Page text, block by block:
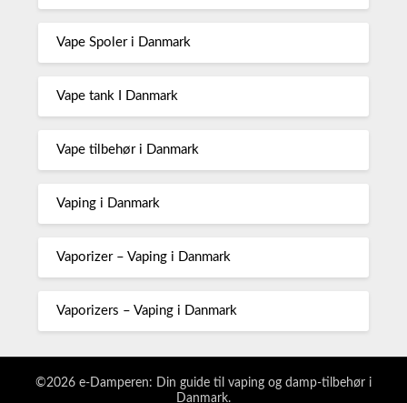
Vape Spoler i Danmark
Vape tank I Danmark
Vape tilbehør i Danmark
Vaping i Danmark
Vaporizer – Vaping i Danmark
Vaporizers – Vaping i Danmark
©2026 e-Damperen: Din guide til vaping og damp-tilbehør i
Danmark.